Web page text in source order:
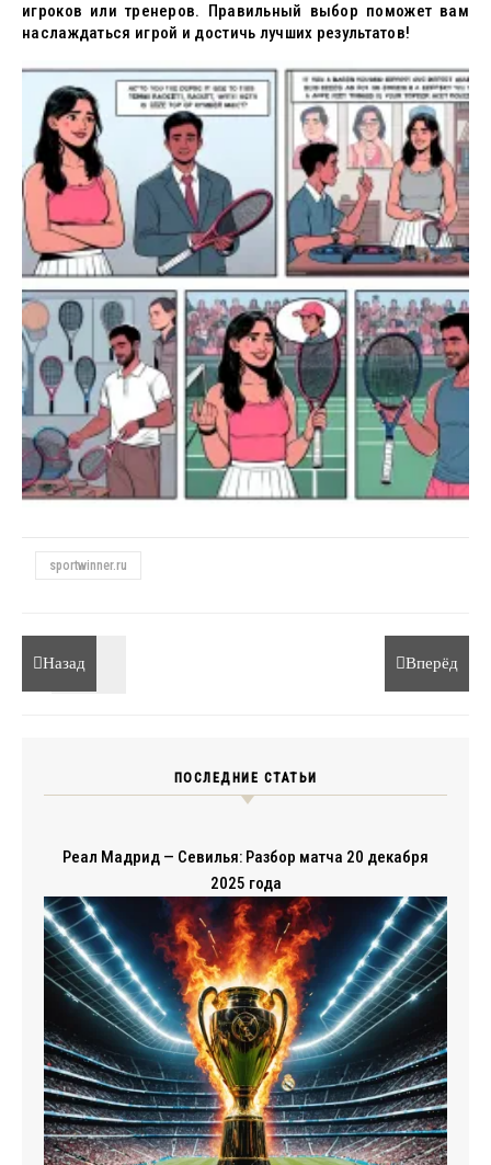
игроков или тренеров. Правильный выбор поможет вам
наслаждаться игрой и достичь лучших результатов!
sportwinner.ru
Назад Вперёд
ПОСЛЕДНИЕ СТАТЬИ
Реал Мадрид — Севилья: Разбор матча 20 декабря
2025 года